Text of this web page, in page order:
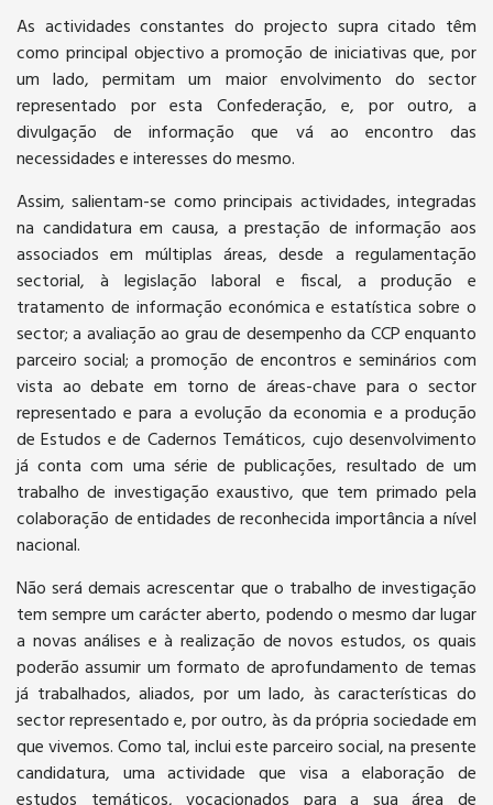
As actividades constantes do projecto supra citado têm
como principal objectivo a promoção de iniciativas que, por
um lado, permitam um maior envolvimento do sector
representado por esta Confederação, e, por outro, a
divulgação de informação que vá ao encontro das
necessidades e interesses do mesmo.
Assim, salientam-se como principais actividades, integradas
na candidatura em causa, a prestação de informação aos
associados em múltiplas áreas, desde a regulamentação
sectorial, à legislação laboral e fiscal, a produção e
tratamento de informação económica e estatística sobre o
sector; a avaliação ao grau de desempenho da CCP enquanto
parceiro social; a promoção de encontros e seminários com
vista ao debate em torno de áreas-chave para o sector
representado e para a evolução da economia e a produção
de Estudos e de Cadernos Temáticos, cujo desenvolvimento
já conta com uma série de publicações, resultado de um
trabalho de investigação exaustivo, que tem primado pela
colaboração de entidades de reconhecida importância a nível
nacional.
Não será demais acrescentar que o trabalho de investigação
tem sempre um carácter aberto, podendo o mesmo dar lugar
a novas análises e à realização de novos estudos, os quais
poderão assumir um formato de aprofundamento de temas
já trabalhados, aliados, por um lado, às características do
sector representado e, por outro, às da própria sociedade em
que vivemos. Como tal, inclui este parceiro social, na presente
candidatura, uma actividade que visa a elaboração de